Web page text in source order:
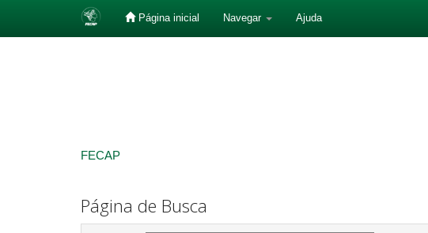
Página inicial Navegar Ajuda
FECAP
Página de Busca